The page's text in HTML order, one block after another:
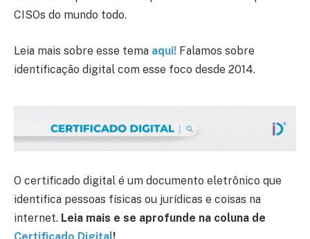
CISOs do mundo todo.
Leia mais sobre esse tema aqui! Falamos sobre
identificação digital com esse foco desde 2014.
O certificado digital é um documento eletrônico que
identifica pessoas físicas ou jurídicas e coisas na
internet. Leia mais e se aprofunde na coluna de